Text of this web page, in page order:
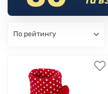
по рейтингу